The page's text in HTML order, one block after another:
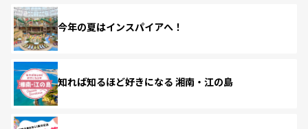
今年の夏はインスパイアへ！
知れば知るほど好きになる 湘南・江の島